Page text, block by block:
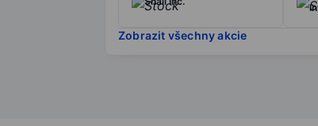
Zobrazit všechny akcie